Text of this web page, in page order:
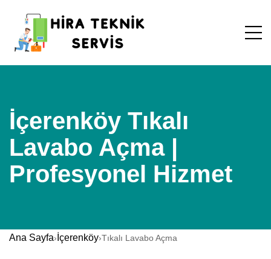
İçerenköy Tıkalı
Lavabo Açma |
Profesyonel Hizmet
Ana Sayfa› İçerenköy›Tıkalı Lavabo Açma